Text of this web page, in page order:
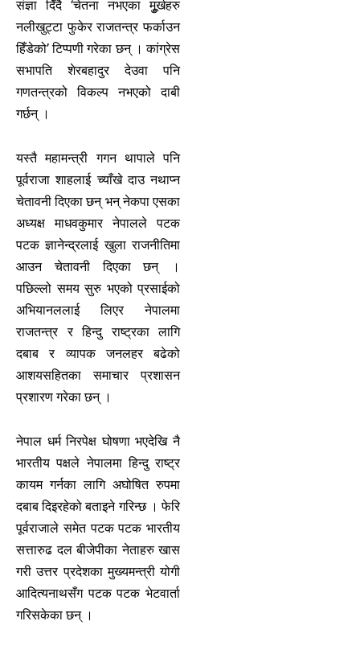
संज्ञा दिँदै ‘चेतना नभएका मुूर्खहरु
नलीखुट्टा फुकेर राजतन्त्र फर्काउन
हिँडेको’ टिप्पणी गरेका छन् । कांग्रेस
सभापति शेरबहादुर देउवा पनि
गणतन्त्रको विकल्प नभएको दाबी
गर्छन् ।
यस्तै महामन्त्री गगन थापाले पनि
पूर्वराजा शाहलाई च्याँखे दाउ नथाप्न
चेतावनी दिएका छन् भन् नेकपा एसका
अध्यक्ष माधवकुमार नेपालले पटक
पटक ज्ञानेन्द्रलाई खुला राजनीतिमा
आउन चेतावनी दिएका छन् ।
पछिल्लो समय सुरु भएको प्रसाईको
अभियानललाई लिएर नेपालमा
राजतन्त्र र हिन्दु राष्ट्रका लागि
दबाब र व्यापक जनलहर बढेको
आशयसहितका समाचार प्रशासन
प्रशारण गरेका छन् ।
नेपाल धर्म निरपेक्ष घोषणा भएदेखि नै
भारतीय पक्षले नेपालमा हिन्दु राष्ट्र
कायम गर्नका लागि अघोषित रुपमा
दबाब दिइरहेको बताइने गरिन्छ । फेरि
पूर्वराजाले समेत पटक पटक भारतीय
सत्तारुढ दल बीजेपीका नेताहरु खास
गरी उत्तर प्रदेशका मुख्यमन्त्री योगी
आदित्यनाथसँग पटक पटक भेटवार्ता
गरिसकेका छन् ।